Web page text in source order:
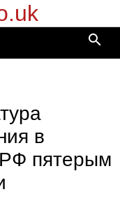
search
в
пятерым